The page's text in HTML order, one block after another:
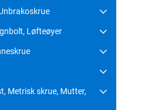
Løfteøyer
Metrisk skrue, Mutter,